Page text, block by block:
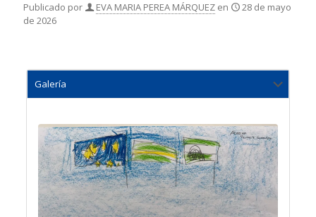
Publicado por EVA MARIA PEREA MÁRQUEZ en
28 de mayo
de 2026